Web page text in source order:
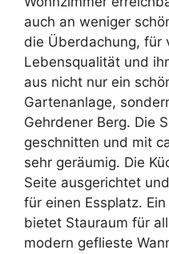
auch an weniger
die Überdachung, für
Lebensqualität und
aus nicht nur ein
Gartenanlage,
Gehrdener Berg. Die
geschnitten und mit
sehr geräumig. Die
Seite ausgerichtet
für einen Essplatz.
bietet Stauraum für
modern geflieste